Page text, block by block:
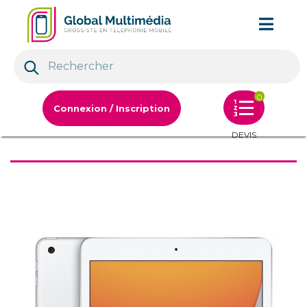
Connexion / Inscription
0
DEVIS